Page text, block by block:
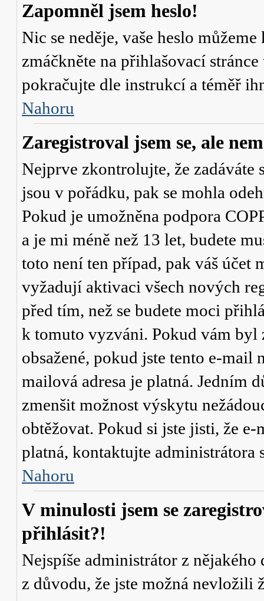
Zapomněl jsem heslo!
Nic se neděje, vaše heslo
zmáčkněte na přihlašovací
pokračujte dle instrukcí a téměř
Nahoru
Zaregistroval jsem se, ale
Nejprve zkontrolujte, že zadáváte
jsou v pořádku, pak se mohla
Pokud je umožněna podpora
a je mi méně než 13 let, budete
toto není ten případ, pak váš účet
vyžadují aktivaci všech nových
před tím, než se budete moci
k tomuto vyzváni. Pokud vám byl
obsažené, pokud jste tento e-mail
mailová adresa je platná. Jedním
zmenšit možnost výskytu
obtěžovat. Pokud si jste jisti, že
platná, kontaktujte administrátora
Nahoru
V minulosti jsem se
přihlásit?!
Nejspíše administrátor z
z důvodu, že jste možná nevložili